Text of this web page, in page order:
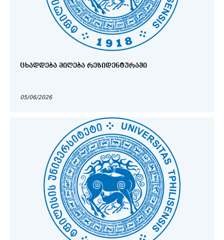
ᲪᲮᲐᲓᲓᲔᲑᲐ ᲛᲘᲦᲔᲑᲐ ᲠᲔᲖᲘᲓᲔᲜᲢᲣᲠᲐᲨᲘ
05/06/2026